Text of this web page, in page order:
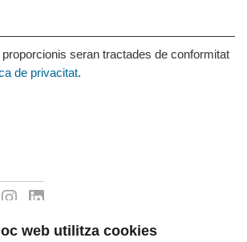
seran tractades de conformitat
de privacitat.
web utilitza cookies